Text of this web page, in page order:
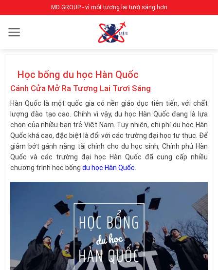
qua
nội
MD GROUP - vì một tương lai tươi sáng hơn
Học bổng du học Hàn Quốc
Cánh Cửa Mở Ra Tương Lai Tươi Sáng
Hàn Quốc là một quốc gia có nền giáo dục tiên tiến, với chất
lượng đào tạo cao. Chính vì vậy, du học Hàn Quốc đang là lựa
chọn của nhiều bạn trẻ Việt Nam. Tuy nhiên, chi phí du học Hàn
Quốc khá cao, đặc biệt là đối với các trường đại học tư thục. Để
giảm bớt gánh nặng tài chính cho du học sinh, Chính phủ Hàn
Quốc và các trường đại học Hàn Quốc đã cung cấp nhiều
chương trình học bổng du học Hàn Quốc